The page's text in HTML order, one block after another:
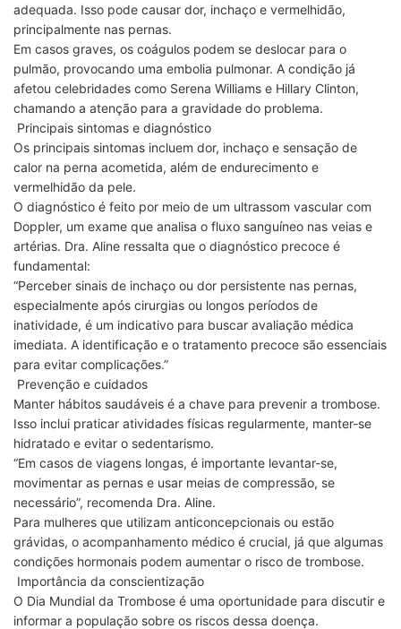
adequada. Isso pode causar dor, inchaço e vermelhidão,
principalmente nas pernas.
Em casos graves, os coágulos podem se deslocar para o
pulmão, provocando uma embolia pulmonar. A condição já
afetou celebridades como Serena Williams e Hillary Clinton,
chamando a atenção para a gravidade do problema.
Principais sintomas e diagnóstico
Os principais sintomas incluem dor, inchaço e sensação de
calor na perna acometida, além de endurecimento e
vermelhidão da pele.
O diagnóstico é feito por meio de um ultrassom vascular com
Doppler, um exame que analisa o fluxo sanguíneo nas veias e
artérias. Dra. Aline ressalta que o diagnóstico precoce é
fundamental:
“Perceber sinais de inchaço ou dor persistente nas pernas,
especialmente após cirurgias ou longos períodos de
inatividade, é um indicativo para buscar avaliação médica
imediata. A identificação e o tratamento precoce são essenciais
para evitar complicações.”
Prevenção e cuidados
Manter hábitos saudáveis é a chave para prevenir a trombose.
Isso inclui praticar atividades físicas regularmente, manter-se
hidratado e evitar o sedentarismo.
“Em casos de viagens longas, é importante levantar-se,
movimentar as pernas e usar meias de compressão, se
necessário”, recomenda Dra. Aline.
Para mulheres que utilizam anticoncepcionais ou estão
grávidas, o acompanhamento médico é crucial, já que algumas
condições hormonais podem aumentar o risco de trombose.
Importância da conscientização
O Dia Mundial da Trombose é uma oportunidade para discutir e
informar a população sobre os riscos dessa doença.